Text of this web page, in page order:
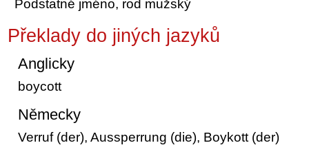
Podstatné jméno, rod mužský
Překlady do jiných jazyků
Anglicky
boycott
Německy
Verruf (der), Aussperrung (die), Boykott (der)